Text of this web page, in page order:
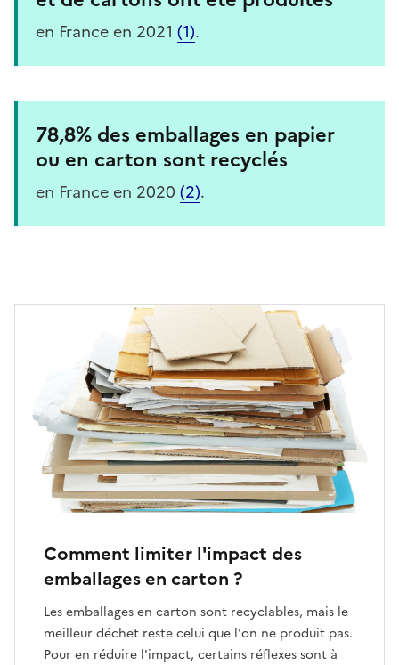
en France en 2021 (1).
78,8% des emballages en papier
ou en carton sont recyclés
en France en 2020 (2).
Comment limiter l'impact des
emballages en carton ?
Les emballages en carton sont recyclables, mais le
meilleur déchet reste celui que l'on ne produit pas.
Pour en réduire l'impact, certains réflexes sont à